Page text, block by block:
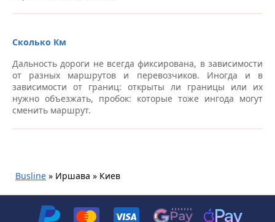
Оболонский пр-т, 21б, парковка “Dream Town 2” –
Автовокзалы Киев
Автобусная остановка, пр. В. Маяковского, 46a, возле
Sport Life – Автовокзалы Киев
Автовокзалы Киев
Автобусная остановка, ВДНГ (Экспоцентр Украины),
паркинг перед входом, пр-т Академіка Глушкова, 1 –
Сколько Км
Дальность дороги не всегда фиксирована, в зависимости
от разных маршрутов и перевозчиков. Иногда и в
зависимости от границ: открыты ли границы или их
нужно объезжать, пробок: которые тоже ингода могут
сменить маршрут.
Busline » Иршава » Киев